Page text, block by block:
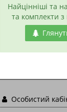
Найцінніші та
та комплекти з
Особистий